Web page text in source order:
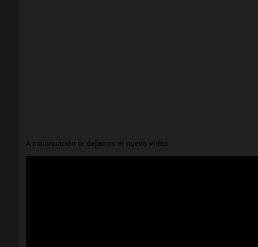
A continuación te dejamos el nuevo vídeo: